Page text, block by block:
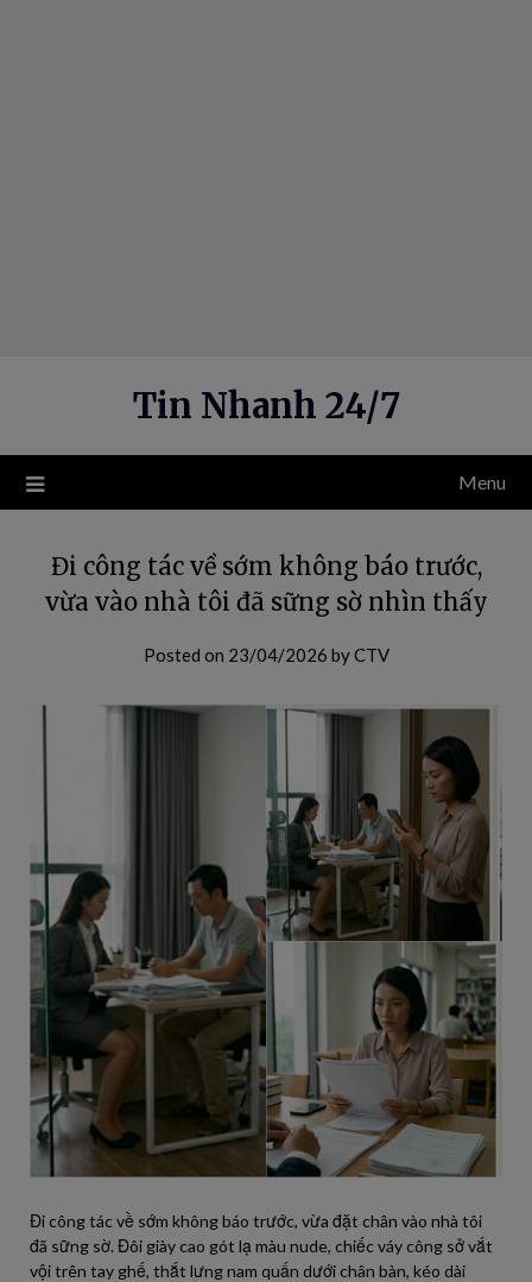
Tin Nhanh 24/7
Menu
Đi công tác về sớm không báo trước,
vừa vào nhà tôi đã sững sờ nhìn thấy
Posted on 23/04/2026 byCTV
Đi công tác về sớm không báo trước, vừa đặt chân vào nhà tôi
đã sững sờ. Đôi giày cao gót lạ màu nude, chiếc váy công sở vắt
vội trên tay ghế, thắt lưng nam quấn dưới chân bàn, kéo dài